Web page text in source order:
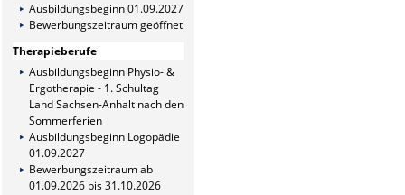
Ausbildungsbeginn 01.09.2027
Bewerbungszeitraum geöffnet
Therapieberufe
Ausbildungsbeginn Physio- &
Ergotherapie - 1. Schultag
Land Sachsen-Anhalt nach den
Sommerferien
Ausbildungsbeginn Logopädie
01.09.2027
Bewerbungszeitraum ab
01.09.2026 bis 31.10.2026